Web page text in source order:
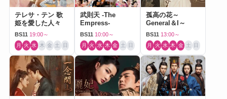
テレサ・テン 歌
姫を愛した人々
BS11 19:00～
月 火 水 木 金 土 日
武則天 -The
Empress-
BS11 10:00～
月 火 水 木 金 土 日
孤高の花～
General＆I～
BS11 13:00～
月 火 水 木 金 土 日